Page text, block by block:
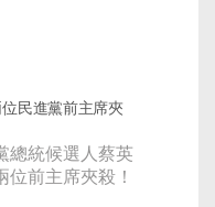
民進黨前主席夾
總統候選人蔡英
位前主席夾殺！